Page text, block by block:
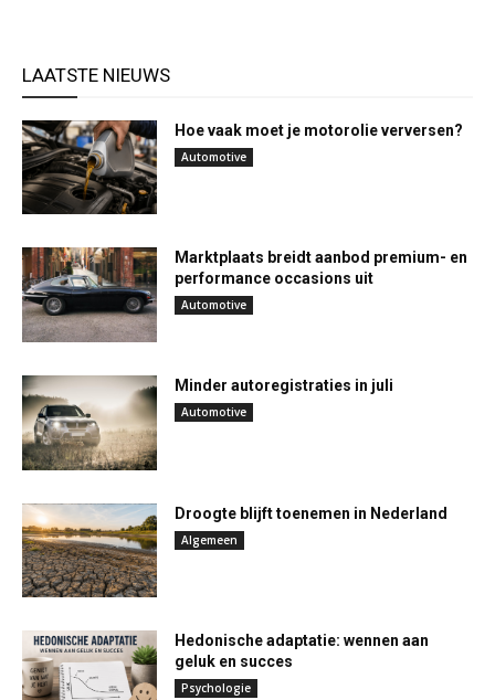
LAATSTE NIEUWS
Hoe vaak moet je motorolie verversen?
Automotive
Marktplaats breidt aanbod premium- en
performance occasions uit
Automotive
Minder autoregistraties in juli
Automotive
Droogte blijft toenemen in Nederland
Algemeen
Hedonische adaptatie: wennen aan
geluk en succes
Psychologie